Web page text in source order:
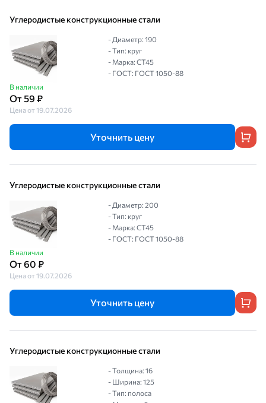
Углеродистые конструкционные стали
В наличии
От 59 ₽
Цена от 19.07.2026
- Диаметр: 190
- Тип: круг
- Марка: СТ45
- ГОСТ: ГОСТ 1050-88
Уточнить цену
Углеродистые конструкционные стали
В наличии
От 60 ₽
Цена от 19.07.2026
- Диаметр: 200
- Тип: круг
- Марка: СТ45
- ГОСТ: ГОСТ 1050-88
Уточнить цену
Углеродистые конструкционные стали
- Толщина: 16
- Ширина: 125
- Тип: полоса